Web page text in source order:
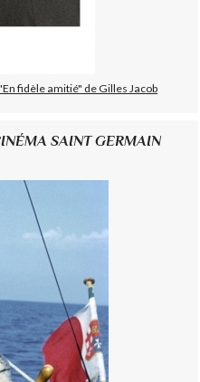
fidèle amitié" de Gilles Jacob
SAINT GERMAIN